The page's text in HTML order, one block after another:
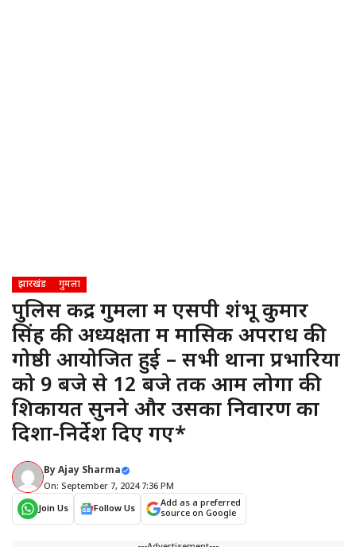
झारखंड गुमला
पुलिस केंद्र गुमला में एसपी शंभू कुमार
सिंह की अध्यक्षता में मासिक अपराध की
गोष्ठी आयोजित हुई – सभी थाना प्रभारियों
को 9 बजे से 12 बजे तक आम लोगों की
शिकायत सुनने और उसका निवारण का
दिशा-निर्देश दिए गए*
ByAjay Sharma
On: September 7, 2024 7:36 PM
Join Us
Follow Us
Add as a preferred
source on Google